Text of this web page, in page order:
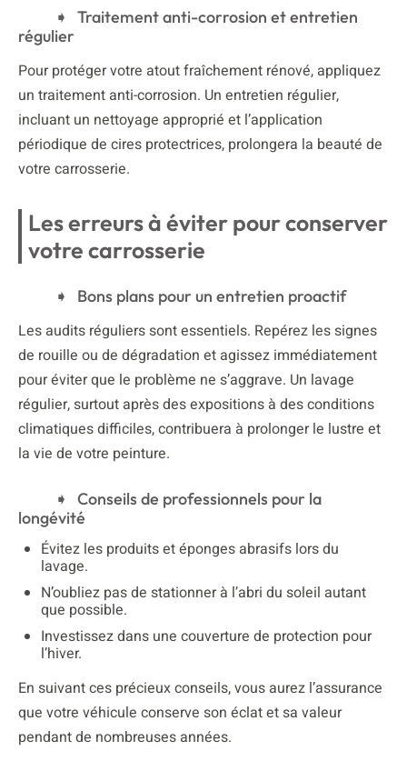
Traitement anti-corrosion et entretien
régulier
Pour protéger votre atout fraîchement rénové, appliquez
un traitement anti-corrosion. Un entretien régulier,
incluant un nettoyage approprié et l’application
périodique de cires protectrices, prolongera la beauté de
votre carrosserie.
Les erreurs à éviter pour conserver
votre carrosserie
Bons plans pour un entretien proactif
Les audits réguliers sont essentiels. Repérez les signes
de rouille ou de dégradation et agissez immédiatement
pour éviter que le problème ne s’aggrave. Un lavage
régulier, surtout après des expositions à des conditions
climatiques difficiles, contribuera à prolonger le lustre et
la vie de votre peinture.
Conseils de professionnels pour la
longévité
Évitez les produits et éponges abrasifs lors du
lavage.
N’oubliez pas de stationner à l’abri du soleil autant
que possible.
Investissez dans une couverture de protection pour
l’hiver.
En suivant ces précieux conseils, vous aurez l’assurance
que votre véhicule conserve son éclat et sa valeur
pendant de nombreuses années.